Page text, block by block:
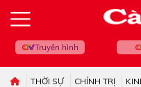
Truyền hình
THỜI SỰ CHÍNH TRỊ